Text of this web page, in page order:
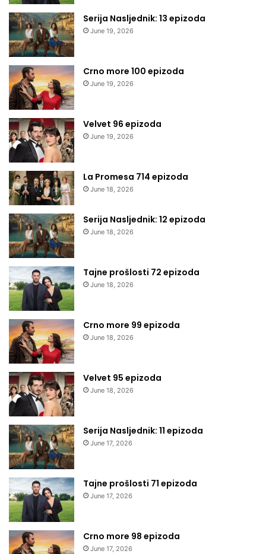
Serija Nasljednik: 13 epizoda
June 19, 2026
Crno more 100 epizoda
June 19, 2026
Velvet 96 epizoda
June 19, 2026
La Promesa 714 epizoda
June 18, 2026
Serija Nasljednik: 12 epizoda
June 18, 2026
Tajne prošlosti 72 epizoda
June 18, 2026
Crno more 99 epizoda
June 18, 2026
Velvet 95 epizoda
June 18, 2026
Serija Nasljednik: 11 epizoda
June 17, 2026
Tajne prošlosti 71 epizoda
June 17, 2026
Crno more 98 epizoda
June 17, 2026